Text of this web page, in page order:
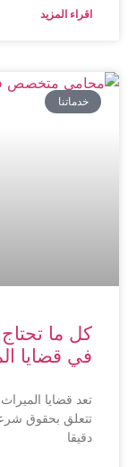
اقراء المزيد
خدماتنا
كل ما تحتاج
في قضايا
تعد قضايا الميراث من
تتعلق بحقوق شرعية